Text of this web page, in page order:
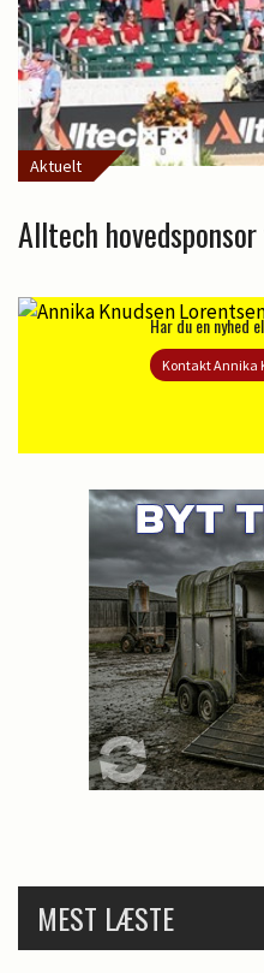
Aktuelt
Alltech
Har du en nyhed
Kontakt Annika
MEST LÆSTE